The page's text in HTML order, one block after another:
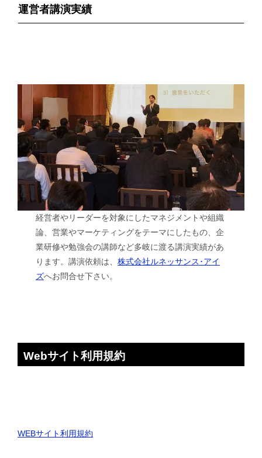
運営者講演実績
経営者やリーダーを対象にしたマネジメントや組織
論、営業やマーケティングをテーマにしたもの、企
業研修や勉強会の講師など多岐に渡る講演実績があ
ります。講演依頼は、株式会社ルネッサンス･アイ
ズへお問合せ下さい。
Webサイト利用規約
WEBサイト利用規約